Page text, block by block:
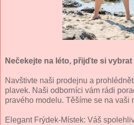
Nečekejte na léto, přijďte si vybrat
Navštivte naši prodejnu a
plavek. Naši odborníci vám rádi
pravého modelu. Těšíme se na vaši
Elegant Frýdek-Místek: Váš